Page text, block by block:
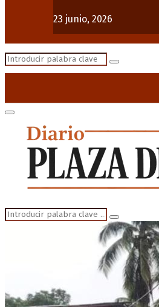
23 junio, 2026
Search
Search
Primary
Menu
Search
for:
Search